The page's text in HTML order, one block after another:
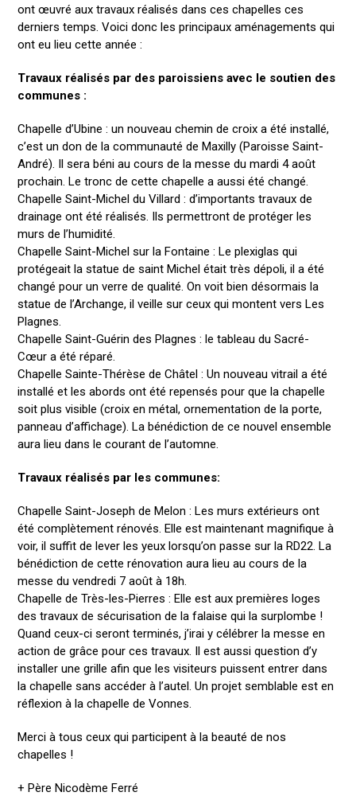
ont œuvré aux travaux réalisés dans ces chapelles ces
derniers temps. Voici donc les principaux aménagements qui
ont eu lieu cette année :
Travaux réalisés par des paroissiens avec le soutien des
communes :
Chapelle d’Ubine : un nouveau chemin de croix a été installé,
c’est un don de la communauté de Maxilly (Paroisse Saint-
André). Il sera béni au cours de la messe du mardi 4 août
prochain. Le tronc de cette chapelle a aussi été changé.
Chapelle Saint-Michel du Villard : d’importants travaux de
drainage ont été réalisés. Ils permettront de protéger les
murs de l’humidité.
Chapelle Saint-Michel sur la Fontaine : Le plexiglas qui
protégeait la statue de saint Michel était très dépoli, il a été
changé pour un verre de qualité. On voit bien désormais la
statue de l’Archange, il veille sur ceux qui montent vers Les
Plagnes.
Chapelle Saint-Guérin des Plagnes : le tableau du Sacré-
Cœur a été réparé.
Chapelle Sainte-Thérèse de Châtel : Un nouveau vitrail a été
installé et les abords ont été repensés pour que la chapelle
soit plus visible (croix en métal, ornementation de la porte,
panneau d’affichage). La bénédiction de ce nouvel ensemble
aura lieu dans le courant de l’automne.
Travaux réalisés par les communes:
Chapelle Saint-Joseph de Melon : Les murs extérieurs ont
été complètement rénovés. Elle est maintenant magnifique à
voir, il suffit de lever les yeux lorsqu’on passe sur la RD22. La
bénédiction de cette rénovation aura lieu au cours de la
messe du vendredi 7 août à 18h.
Chapelle de Très-les-Pierres : Elle est aux premières loges
des travaux de sécurisation de la falaise qui la surplombe !
Quand ceux-ci seront terminés, j’irai y célébrer la messe en
action de grâce pour ces travaux. Il est aussi question d’y
installer une grille afin que les visiteurs puissent entrer dans
la chapelle sans accéder à l’autel. Un projet semblable est en
réflexion à la chapelle de Vonnes.
Merci à tous ceux qui participent à la beauté de nos
chapelles !
+ Père Nicodème Ferré